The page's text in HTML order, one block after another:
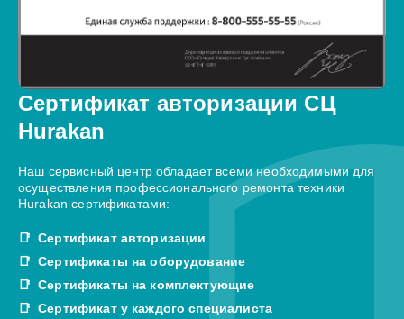
Сертификат авторизации СЦ
Hurakan
Наш сервисный центр обладает всеми необходимыми для
осуществления профессионального ремонта техники
Hurakan сертификатами:
Сертификат авторизации
Сертификаты на оборудование
Сертификаты на комплектующие
Сертификат у каждого специалиста